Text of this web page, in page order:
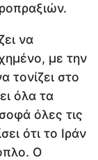
να
με την
τονίζει στο
όλα τα
όλες τις
ότι το Ιράν
Ο